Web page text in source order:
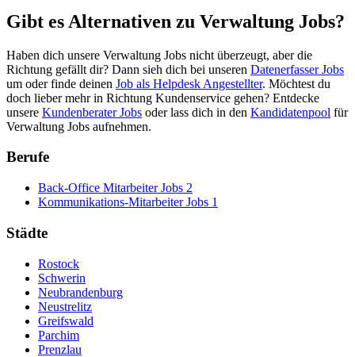
Gibt es Alternativen zu Verwaltung Jobs?
Haben dich unsere Verwaltung Jobs nicht überzeugt, aber die
Richtung gefällt dir? Dann sieh dich bei unseren Datenerfasser Jobs
um oder finde deinen Job als Helpdesk Angestellter. Möchtest du
doch lieber mehr in Richtung Kundenservice gehen? Entdecke
unsere Kundenberater Jobs oder lass dich in den Kandidatenpool für
Verwaltung Jobs aufnehmen.
Berufe
Back-Office Mitarbeiter Jobs 2
Kommunikations-Mitarbeiter Jobs 1
Städte
Rostock
Schwerin
Neubrandenburg
Neustrelitz
Greifswald
Parchim
Prenzlau